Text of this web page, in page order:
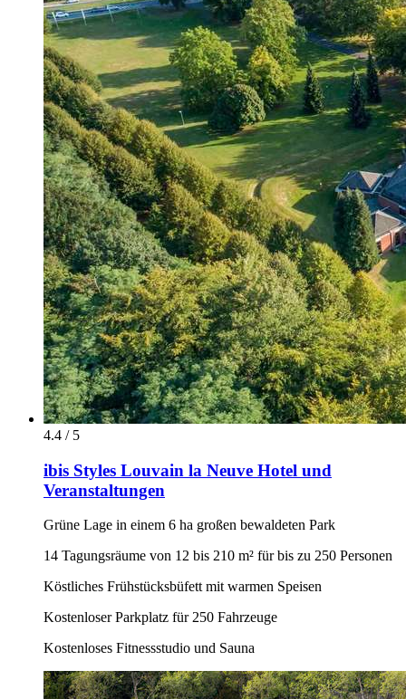
4.4 / 5
ibis Styles Louvain la Neuve Hotel und
Veranstaltungen
Grüne Lage in einem 6 ha großen bewaldeten Park
14 Tagungsräume von 12 bis 210 m² für bis zu 250 Personen
Köstliches Frühstücksbüfett mit warmen Speisen
Kostenloser Parkplatz für 250 Fahrzeuge
Kostenloses Fitnessstudio und Sauna